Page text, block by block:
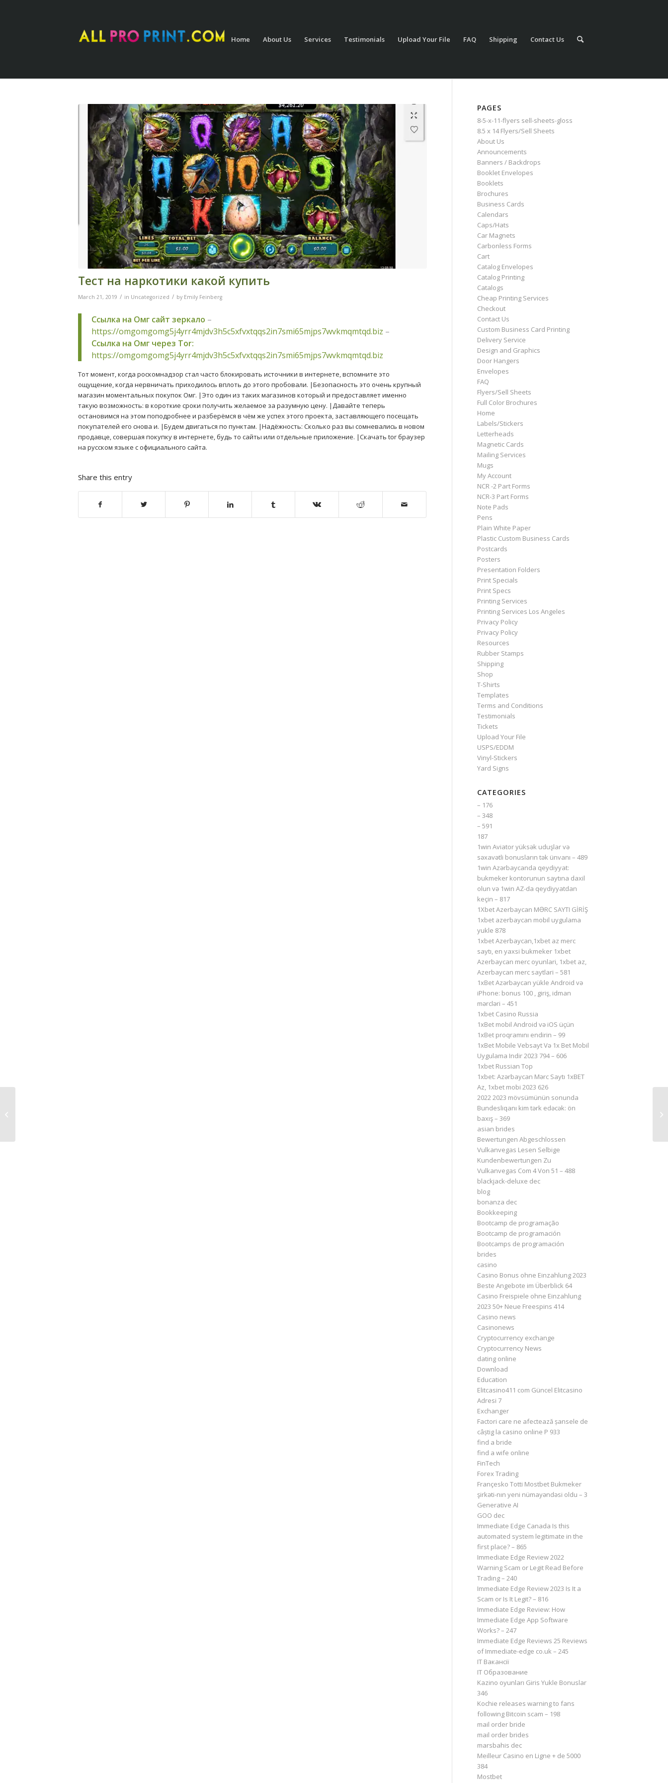
Home About Us Services Testimonials Upload Your File FAQ Shipping Contact Us
Тест на наркотики какой купить
March 21, 2019 / in Uncategorized / by Emily Feinberg
Ссылка на Омг сайт зеркало –
https://omgomgomg5j4yrr4mjdv3h5c5xfvxtqqs2in7smi65mjps7wvkmqmtqd.biz –
Ссылка на Омг через Tor:
https://omgomgomg5j4yrr4mjdv3h5c5xfvxtqqs2in7smi65mjps7wvkmqmtqd.biz
Тот момент, когда роскомнадзор стал часто блокировать источники в интернете, вспомните это
ощущение, когда нервничать приходилось вплоть до этого пробовали. |Безопасность это очень крупный
магазин моментальных покупок Омг. |Это один из таких магазинов который и предоставляет именно
такую возможность: в короткие сроки получить желаемое за разумную цену. |Давайте теперь
остановимся на этом поподробнее и разберёмся в чём же успех этого проекта, заставляющего посещать
покупателей его снова и. |Будем двигаться по пунктам. |Надёжность: Сколько раз вы сомневались в новом
продавце, совершая покупку в интернете, будь то сайты или отдельные приложение. |Скачать tor браузер
на русском языке с официального сайта.
Share this entry
PAGES
8-5-x-11-flyers sell-sheets-gloss
8.5 x 14 Flyers/Sell Sheets
About Us
Announcements
Banners / Backdrops
Booklet Envelopes
Booklets
Brochures
Business Cards
Calendars
Caps/Hats
Car Magnets
Carbonless Forms
Cart
Catalog Envelopes
Catalog Printing
Catalogs
Cheap Printing Services
Checkout
Contact Us
Custom Business Card Printing
Delivery Service
Design and Graphics
Door Hangers
Envelopes
FAQ
Flyers/Sell Sheets
Full Color Brochures
Home
Labels/Stickers
Letterheads
Magnetic Cards
Mailing Services
Mugs
My Account
NCR -2 Part Forms
NCR-3 Part Forms
Note Pads
Pens
Plain White Paper
Plastic Custom Business Cards
Postcards
Posters
Presentation Folders
Print Specials
Print Specs
Printing Services
Printing Services Los Angeles
Privacy Policy
Privacy Policy
Resources
Rubber Stamps
Shipping
Shop
T-Shirts
Templates
Terms and Conditions
Testimonials
Tickets
Upload Your File
USPS/EDDM
Vinyl-Stickers
Yard Signs
CATEGORIES
– 176
– 348
– 591
187
1win Aviator yüksək uduşlar və
səxavətli bonusların tək ünvanı – 489
1win Azərbaycanda qeydiyyat:
bukmeker kontorunun saytına daxil
olun və 1win AZ-da qeydiyyatdan
keçin – 817
1Xbet Azerbaycan MƏRC SAYTI GİRİŞ
1xbet azerbaycan mobil uygulama
yukle 878
1xbet Azerbaycan,1xbet az merc
saytı, en yaxsi bukmeker 1xbet
Azerbaycan merc oyunlari, 1xbet az,
Azerbaycan merc saytlari – 581
1xBet Azərbaycan yükle Android və
iPhone: bonus 100 , giriş, idman
mərcləri – 451
1xbet Casino Russia
1xBet mobil Android və iOS üçün
1xBet proqramını endirin – 99
1xBet Mobile Vebsayt Və 1x Bet Mobil
Uygulama Indir 2023 794 – 606
1xbet Russian Top
1xbet: Azərbaycan Mərc Saytı 1xBET
Az, 1xbet mobi 2023 626
2022 2023 mövsümünün sonunda
Bundesliqanı kim tərk edəcək: ön
baxış – 369
asian brides
Bewertungen Abgeschlossen
Vulkanvegas Lesen Selbige
Kundenbewertungen Zu
Vulkanvegas Com 4 Von 51 – 488
blackjack-deluxe dec
blog
bonanza dec
Bookkeeping
Bootcamp de programação
Bootcamp de programación
Bootcamps de programación
brides
casino
Casino Bonus ohne Einzahlung 2023 ️
Beste Angebote im Überblick 64
Casino Freispiele ohne Einzahlung
2023 50+ Neue Freespins 414
Casino news
Casinonews
Cryptocurrency exchange
Cryptocurrency News
dating online
Download
Education
Elitcasino411 com Güncel Elitcasino
Adresi 7
Exchanger
Factori care ne afectează șansele de
câștig la casino online P 933
find a bride
find a wife online
FinTech
Forex Trading
Françesko Totti Mostbet Bukmeker
şirkəti-nın yeni nümayəndəsi oldu – 3
Generative AI
GOO dec
Immediate Edge Canada Is this
automated system legitimate in the
first place? – 865
Immediate Edge Review 2022
Warning Scam or Legit Read Before
Trading – 240
Immediate Edge Review 2023 Is It a
Scam or Is It Legit? – 816
Immediate Edge Review: How
Immediate Edge App Software
Works? – 247
Immediate Edge Reviews 25 Reviews
of Immediate-edge co.uk – 245
IT Вакансії
IT Образование
Kazino oyunları Giris Yukle Bonuslar
346
Kochie releases warning to fans
following Bitcoin scam – 198
mail order bride
mail order brides
marsbahis dec
Meilleur Casino en Ligne + de 5000
384
Mostbet